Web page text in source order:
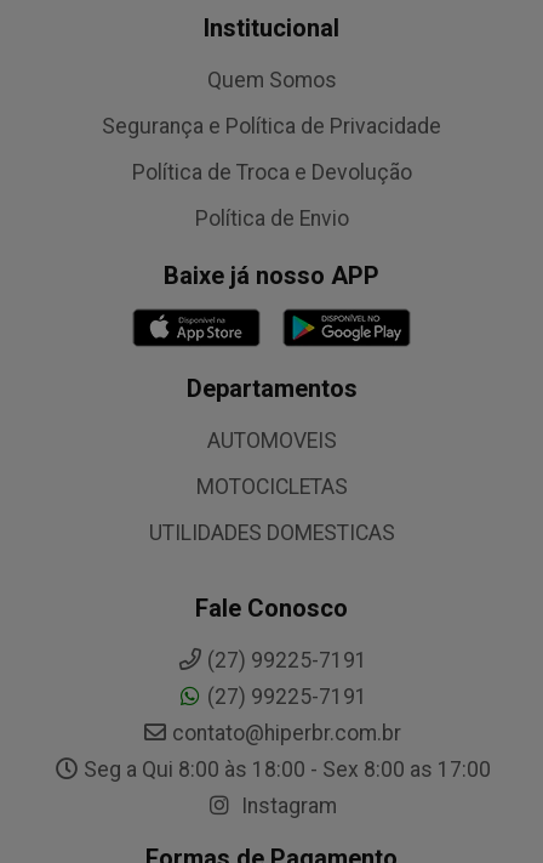
Institucional
Quem Somos
Segurança e Política de Privacidade
Política de Troca e Devolução
Política de Envio
Baixe já nosso APP
Departamentos
AUTOMOVEIS
MOTOCICLETAS
UTILIDADES DOMESTICAS
Fale Conosco
(27) 99225-7191
(27) 99225-7191
contato@hiperbr.com.br
Seg a Qui 8:00 às 18:00 - Sex 8:00 as 17:00
Instagram